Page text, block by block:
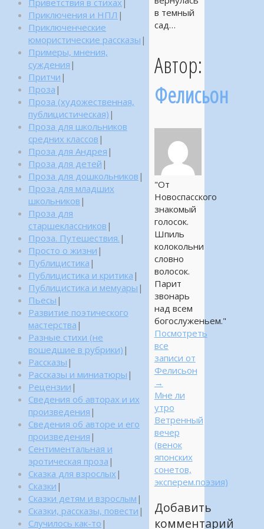
в темный
сад…
Автор:
Фелисьон
"От
Новоспасского
знакомый
голосок.
Шпиль
колокольни
словно
волосок.
Парит
звонарь
над всем
богослуженьем."
Посмотреть
все
записи от
Фелисьон
→
Мне ли
утро
Ветренный
вечер
(венок
японских
сонетов,
эксперем.поэзия)
Добавить
комментарий
Приветствия в стихах
Приключения и НПЛ |
Приключенческие
юмористические рассказы |
Примеры, мнения,
суждения |
Притчи |
Проза |
Проза (художественная,
публицистическая) |
Проза для школьников
средних классов |
Проза для Андрея |
Проза для детей |
Проза для дошкольников |
Проза для младших
школьников |
Проза для
старшеклассников |
Проза. Путешествия. |
Просто о жизни |
Публицистика |
Публицистика и критика |
Публицистика и мемуары |
Пьесы |
Развитие поэтического
мастерства |
Разные стихи (не
вошедшие в рубрики) |
Рассказы |
Рассказы и миниатюры |
Рецензии |
Сведения об авторах и их
произведения |
Сведения об авторе и его
произведения |
Сентиментальная и
эротическая проза |
Сказка для взрослых |
Сказки |
Сказки детям и взрослым |
Сказки, рассказы, повести |
Случилось как-то |